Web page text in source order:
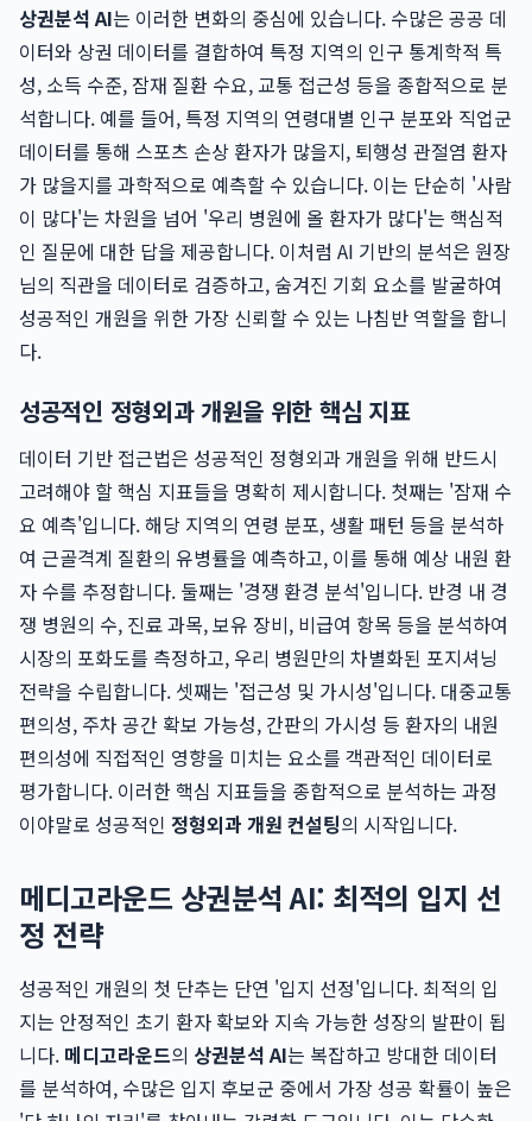
상권분석 AI는 이러한 변화의 중심에 있습니다. 수많은 공공 데
이터와 상권 데이터를 결합하여 특정 지역의 인구 통계학적 특
성, 소득 수준, 잠재 질환 수요, 교통 접근성 등을 종합적으로 분
석합니다. 예를 들어, 특정 지역의 연령대별 인구 분포와 직업군
데이터를 통해 스포츠 손상 환자가 많을지, 퇴행성 관절염 환자
가 많을지를 과학적으로 예측할 수 있습니다. 이는 단순히 '사람
이 많다'는 차원을 넘어 '우리 병원에 올 환자가 많다'는 핵심적
인 질문에 대한 답을 제공합니다. 이처럼 AI 기반의 분석은 원장
님의 직관을 데이터로 검증하고, 숨겨진 기회 요소를 발굴하여
성공적인 개원을 위한 가장 신뢰할 수 있는 나침반 역할을 합니
다.
성공적인 정형외과 개원을 위한 핵심 지표
데이터 기반 접근법은 성공적인 정형외과 개원을 위해 반드시
고려해야 할 핵심 지표들을 명확히 제시합니다. 첫째는 '잠재 수
요 예측'입니다. 해당 지역의 연령 분포, 생활 패턴 등을 분석하
여 근골격계 질환의 유병률을 예측하고, 이를 통해 예상 내원 환
자 수를 추정합니다. 둘째는 '경쟁 환경 분석'입니다. 반경 내 경
쟁 병원의 수, 진료 과목, 보유 장비, 비급여 항목 등을 분석하여
시장의 포화도를 측정하고, 우리 병원만의 차별화된 포지셔닝
전략을 수립합니다. 셋째는 '접근성 및 가시성'입니다. 대중교통
편의성, 주차 공간 확보 가능성, 간판의 가시성 등 환자의 내원
편의성에 직접적인 영향을 미치는 요소를 객관적인 데이터로
평가합니다. 이러한 핵심 지표들을 종합적으로 분석하는 과정
이야말로 성공적인 정형외과 개원 컨설팅의 시작입니다.
메디고라운드 상권분석 AI: 최적의 입지 선
정 전략
성공적인 개원의 첫 단추는 단연 '입지 선정'입니다. 최적의 입
지는 안정적인 초기 환자 확보와 지속 가능한 성장의 발판이 됩
니다. 메디고라운드의 상권분석 AI는 복잡하고 방대한 데이터
를 분석하여, 수많은 입지 후보군 중에서 가장 성공 확률이 높은